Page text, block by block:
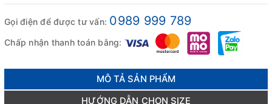
Gọi điện để được tư vấn: 0989 999 789
Chấp nhận thanh toán bằng:
MÔ TẢ SẢN PHẨM
HƯỚNG DẪN CHỌN SIZE